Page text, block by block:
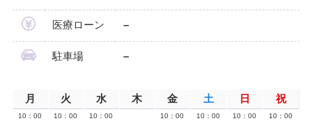
医療ローン –
駐車場 –
月 火 水 木 金 土 日 祝
10：00
10：00
10：00
10：00
10：00
10：00
10：00